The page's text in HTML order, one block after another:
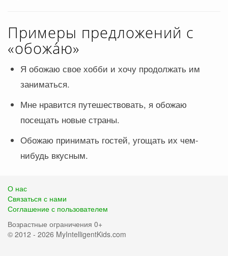
Примеры предложений с
«обожа́ю»
Я обожаю свое хобби и хочу продолжать им
заниматься.
Мне нравится путешествовать, я обожаю
посещать новые страны.
Обожаю принимать гостей, угощать их чем-
нибудь вкусным.
О нас
Связаться с нами
Соглашение с пользователем
Возрастные ограничения 0+
© 2012 - 2026 MyIntelligentKids.com